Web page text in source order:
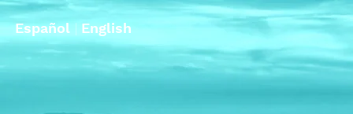
Español | English